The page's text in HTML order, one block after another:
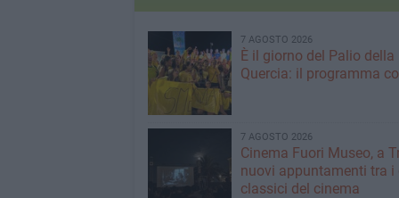
7 AGOSTO 2026
È il giorno del Palio della
Quercia: il programma
7 AGOSTO 2026
Cinema Fuori Museo, a
nuovi appuntamenti tra i
classici del cinema